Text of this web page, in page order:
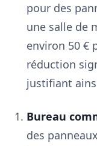
pour des
une salle de
environ 50 €
réduction
justifiant
Bureau
des